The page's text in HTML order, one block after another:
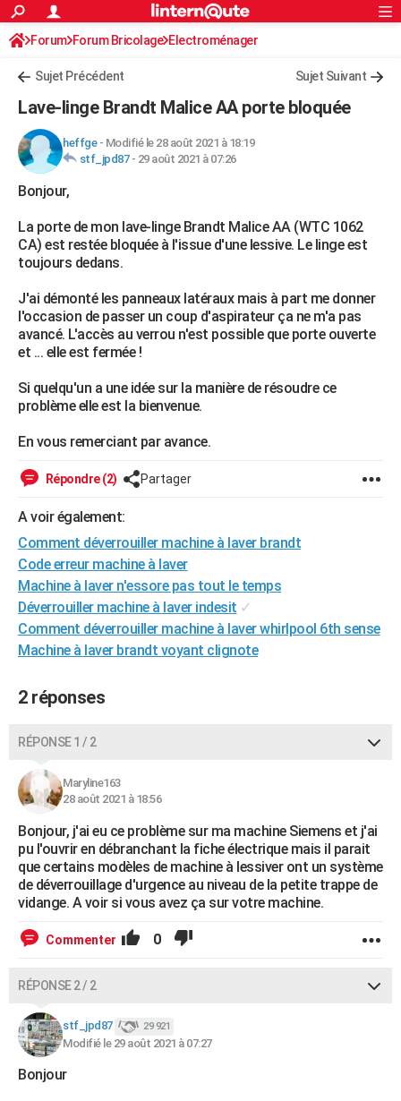
ACTUALITÉS
Politique
Société
Faits Divers
Education
Monde
Villes
+
FINANCE
Retraite
Impôts
Epargne
Immobilier
Risques naturels par ville
Banque
Assurance
Crédit
AUTO
Essais
Réserver un essai
Citadines
Berlines
SUV
Forum auto
+HIGH-TECH
Mobiles
Meilleur smartphone
Internet
Ordinateurs
Jeux vidéo
Guide high-tech
+BRICOLAGE
Forum
Aménagement intérieur
Extérieur
Cuisine
Salle de bains
Jardinage
Rangement
Guides de France
Escapades
Patrimoine
Expositions
Musées
Week-end nature
+LIFESTYLE
Art de vivre
Bien-être
Loisirs
ModeModes de vie
SANTE
Alimentation
Guide de la santé
Maladies
Médicaments
Sommeil
VOYAGE
Carte de Noël
Carte Bonne année
Carte Saint-Valentin
Carte Pâques
Carte d'anniversaire
DICTIONNAIRE
Dictionnaire
Biographies
Citations
Expressions
Proverbes
PROGRAMME TV
COPAINS D'AVANT
Bricolage
Lifestyle
Culture
Sport
Auto
Television
Voyage
Cinema
S'inscrire
Connexion
Forum Forum Bricolage Electroménager
Sujet Précédent Sujet Suivant
Lave-linge Brandt Malice AA porte bloquée
heffge- Modifié le 28 août 2021 à 18:19
stf_jpd87- 29 août 2021 à 07:26
Bonjour,
La porte de mon lave-linge Brandt Malice AA (WTC 1062
CA) est restée bloquée à l'issue d'une lessive. Le linge est
toujours dedans.
J'ai démonté les panneaux latéraux mais à part me donner
l'occasion de passer un coup d'aspirateur ça ne m'a pas
avancé. L'accès au verrou n'est possible que porte ouverte
et ... elle est fermée !
Si quelqu'un a une idée sur la manière de résoudre ce
problème elle est la bienvenue.
En vous remerciant par avance.
Répondre (2) Partager
A voir également:
Comment déverrouiller machine à laver brandt
Code erreur machine à laver
Machine à laver n'essore pas tout le temps
Déverrouiller machine à laver indesit ✓
Comment déverrouiller machine à laver whirlpool 6th sense
Machine à laver brandt voyant clignote
2 réponses
RÉPONSE 1 / 2
Maryline163
28 août 2021 à 18:56
Bonjour, j'ai eu ce problème sur ma machine Siemens et j'ai
pu l'ouvrir en débranchant la fiche électrique mais il parait
que certains modèles de machine à lessiver ont un système
de déverrouillage d'urgence au niveau de la petite trappe de
vidange. A voir si vous avez ça sur votre machine.
Commenter 0
RÉPONSE 2 / 2
stf_jpd87 29 921
Modifié le 29 août 2021 à 07:27
Bonjour